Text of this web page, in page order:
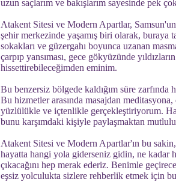
uzun saçlarım ve bakışlarım sayesinde pek
Atakent Sitesi ve Modern Apartlar,
şehir merkezinde yaşamış biri olarak, buraya
sokakları ve güzergahı boyunca uzanan
çarpıp yansıması, gece gökyüzünde
hissettirebileceğimden eminim.
Bu benzersiz bölgede kaldığım süre
Bu hizmetler arasında masajdan
yüzlülükle ve içtenlikle gerçekleştiriyorum.
bunu karşımdaki kişiyle paylaşmaktan
Atakent Sitesi ve Modern Apartlar'ın bu sakin,
hayatta hangi yola giderseniz gidin, ne kadar
çıkacağını hep merak ederiz. Benimle
eşsiz yolculukta sizlere rehberlik etmek için